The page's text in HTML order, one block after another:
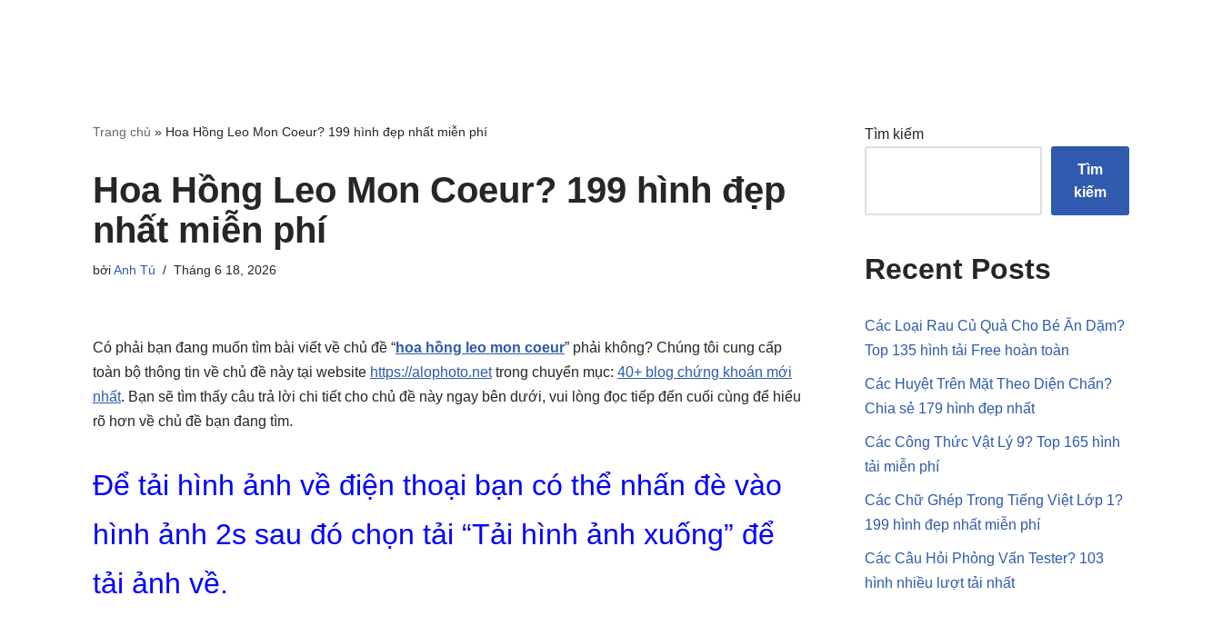
Trang chủ » Hoa Hồng Leo Mon Coeur? 199 hình đẹp nhất miễn phí
Hoa Hồng Leo Mon Coeur? 199 hình đẹp
nhất miễn phí
bởiAnh Tú Tháng 6 18, 2026
Có phải bạn đang muốn tìm bài viết về chủ đề “hoa hồng leo mon coeur” phải không? Chúng tôi cung cấp
toàn bộ thông tin về chủ đề này tại website https://alophoto.nettrong chuyển mục: 40+ blog chứng khoán mới
nhất. Bạn sẽ tìm thấy câu trả lời chi tiết cho chủ đề này ngay bên dưới, vui lòng đọc tiếp đến cuối cùng để hiểu
rõ hơn về chủ đề bạn đang tìm.
Để tải hình ảnh về điện thoại bạn có thể nhấn đè vào
hình ảnh 2s sau đó chọn tải “Tải hình ảnh xuống” để
tải ảnh về.
Tìm kiếm
Tìm
kiếm
Recent Posts
Các Loại Rau Củ Quả Cho Bé Ăn Dặm?
Top 135 hình tải Free hoàn toàn
Các Huyệt Trên Mặt Theo Diện Chẩn?
Chia sẻ 179 hình đẹp nhất
Các Công Thức Vật Lý 9? Top 165 hình
tải miễn phí
Các Chữ Ghép Trong Tiếng Việt Lớp 1?
199 hình đẹp nhất miễn phí
Các Câu Hỏi Phỏng Vấn Tester? 103
hình nhiều lượt tải nhất